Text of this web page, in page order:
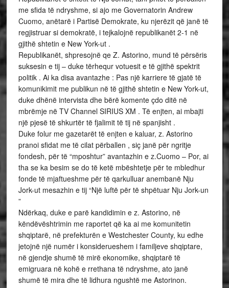
me sfida të ndryshme, si ajo me Governatorin Andrew
Cuomo, anëtarë i Partisë Demokrate, ku njerëzit që janë të
regjistruar si demokratë, i tejkalojnë republikanët 2-1 në
gjithë shtetin e New York-ut .
Republikanët, shpresojnë qe Z. Astorino, mund të përsëris
suksesin e tij – duke tërhequr votuesit e të gjithë spektrit
politik . Ai ka disa avantazhe : Pas një karriere të gjatë të
komunikimit me publikun në të gjithë shtetin e New York-ut,
duke dhënë intervista dhe bërë komente çdo ditë në
mbrëmje në TV Channel SIRIUS XM . Të enjten, ai mbajti
një pjesë të shkurtër të fjalimit të tij në spanjisht .
Duke folur me gazetarët të enjten e kaluar, z. Astorino
pranoi sfidat me të cilat përballen , siç janë për ngritje
fondesh, për të “mposhtur” avantazhin e z.Cuomo – Por, ai
tha se ka besim se do të ketë mbështetje për te mbledhur
fonde të mjaftueshme për të qarkulluar anembanë Nju
Jork-ut mesazhin e tij “Një luftë për të shpëtuar Nju Jork-un
”
Ndërkaq, duke e parë kandidimin e z. Astorino, në
këndëvështrimin me raportet që ka ai me komunitetin
shqiptarë, në prefekturën e Westchester County, ku edhe
jetojnë një numër i konsiderueshem i familjeve shqiptare,
në gjendje shumë të mirë ekonomike, shqiptarë të
emigruara në kohë e rrethana të ndryshme, ato janë
shumë të mira dhe të lidhura ngushtë me Astorinon.